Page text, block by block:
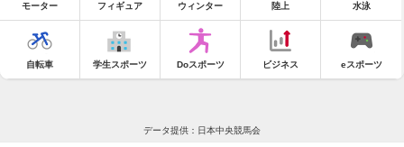
モーター フィギュア ウィンター 陸上 水泳
自転車 学生スポーツ Doスポーツ ビジネス eスポーツ
データ提供：日本中央競馬会